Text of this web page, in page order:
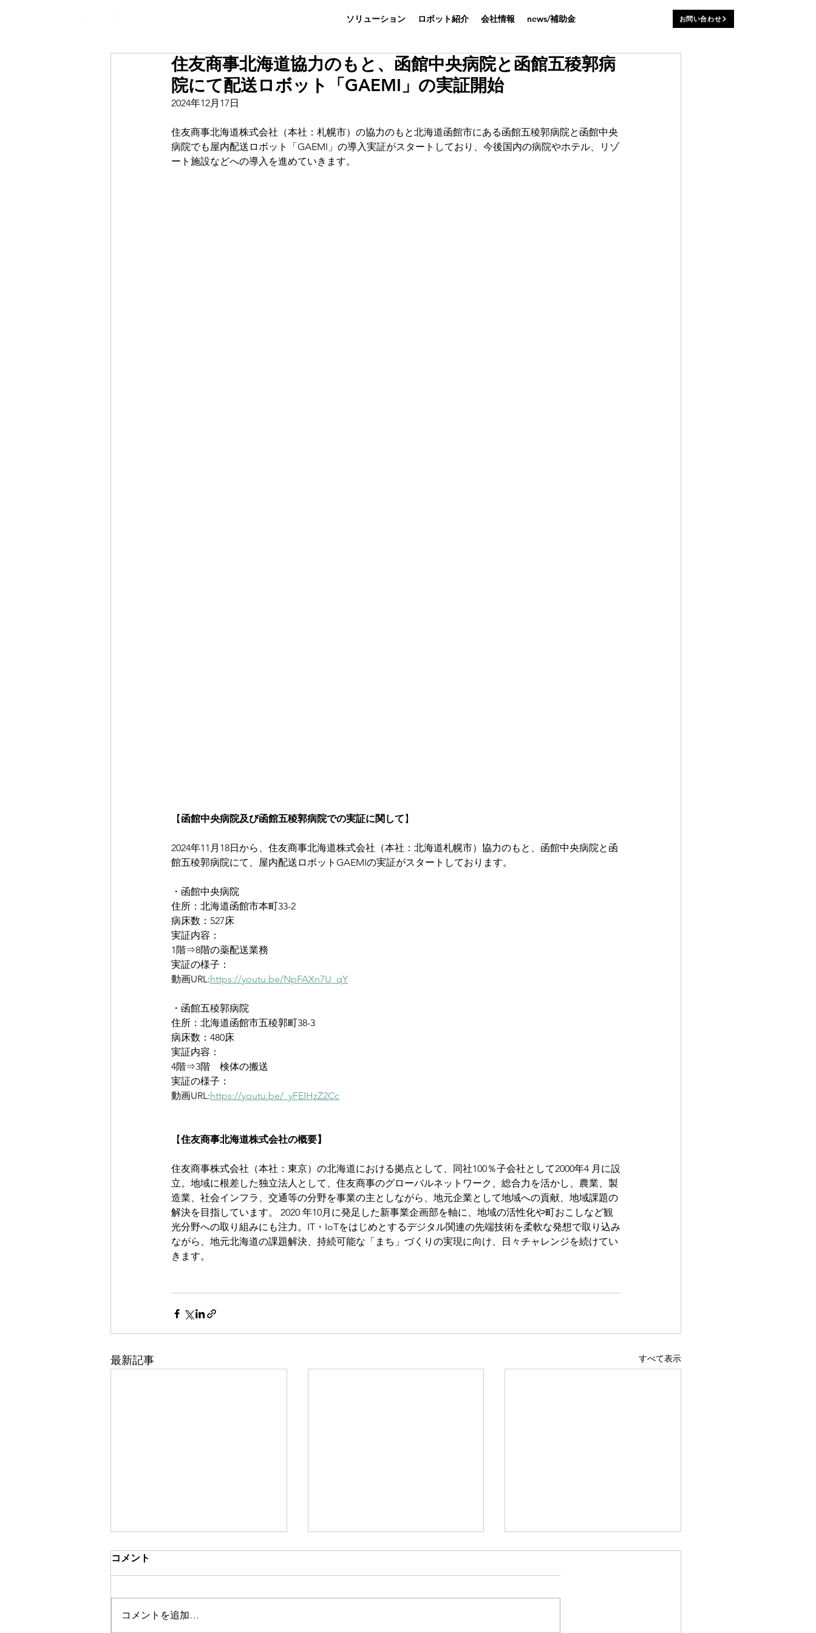
ソリューション ロボット紹介 会社情報 news/補助金 お問い合わせ
住友商事北海道協力のもと、函館中央病院と函館五稜郭病
院にて配送ロボット「GAEMI」の実証開始
2024年12月17日
住友商事北海道株式会社（本社：札幌市）の協力のもと北海道函館市にある函館五稜郭病院と函館中央
病院でも屋内配送ロボット「GAEMI」の導入実証がスタートしており、今後国内の病院やホテル、リゾ
ート施設などへの導入を進めていきます。
【 函館中央病院及び函館五稜郭病院での実証に関して 】
2024年11月18日から、住友商事北海道株式会社（本社：北海道札幌市）協力のもと、函館中央病院と函
館五稜郭病院にて、屋内配送ロボットGAEMIの実証がスタートしております。
・函館中央病院
住所：北海道函館市本町33-2
病床数：527床
実証内容：
1階⇒8階の薬配送業務
実証の様子：
動画URL:https://youtu.be/NpFAXn7U_qY
・函館五稜郭病院
住所：北海道函館市五稜郭町38-3
病床数：480床
実証内容：
4階⇒3階　検体の搬送
実証の様子：
動画URL:https://youtu.be/_yFEIHzZ2Cc
【住友商事北海道株式会社の概要】
住友商事株式会社（本社：東京）の北海道における拠点として、同社100％子会社として2000年4 月に設
立。地域に根差した独立法人として、住友商事のグローバルネットワーク、総合力を活かし、農業、製
造業、社会インフラ、交通等の分野を事業の主としながら、地元企業として地域への貢献、地域課題の
解決を目指しています。 2020 年10月に発足した新事業企画部を軸に、地域の活性化や町おこしなど観
光分野への取り組みにも注力。IT・IoTをはじめとするデジタル関連の先端技術を柔軟な発想で取り込み
ながら、地元北海道の課題解決、持続可能な「まち」づくりの実現に向け、日々チャレンジを続けてい
きます。
最新記事 すべて表示
コメント
コメントを追加…